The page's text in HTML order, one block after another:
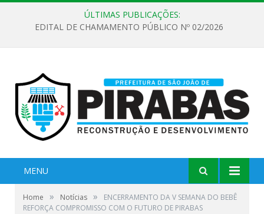
ÚLTIMAS PUBLICAÇÕES:
EDITAL DE CHAMAMENTO PÚBLICO Nº 02/2026
MENU
Home » Notícias »
ENCERRAMENTO DA V SEMANA DO BEBÊ
REFORÇA COMPROMISSO COM O FUTURO DE PIRABAS